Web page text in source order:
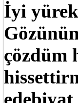
İyi
çözdüm